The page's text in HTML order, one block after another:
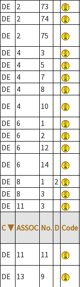
DE
2 73
DE
2 74
DE
2 75
DE
4 3
DE
4 5
DE
4 7
DE
4 8
DE
4 10
DE
6 1
DE
6 2
DE
6 12
DE
6 14
DE
8 1 2
DE
8 3
DE
11 3
C ▼ ASSOC No. D Code
DE 11 11
DE 13 9